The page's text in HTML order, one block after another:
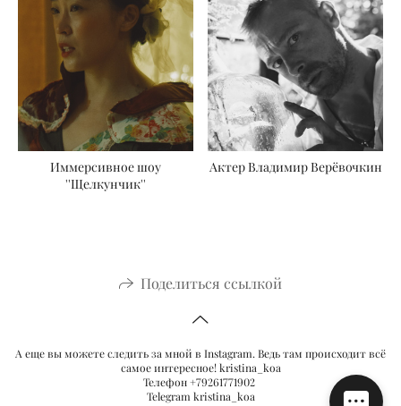
Иммерсивное шоу
''Щелкунчик''
Актер Владимир Верёвочкин
Поделиться ссылкой
А еще вы можете следить за мной в Instagram. Ведь там происходит всё
самое интересное! kristina_koa
Телефон +79261771902
Telegram kristina_koa